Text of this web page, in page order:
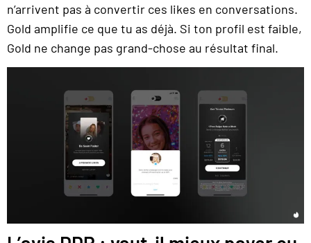
n’arrivent pas à convertir ces likes en conversations.
Gold amplifie ce que tu as déjà. Si ton profil est faible,
Gold ne change pas grand-chose au résultat final.